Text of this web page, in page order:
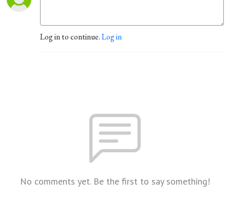
Log in to continue.Log in
No comments yet. Be the first to say something!